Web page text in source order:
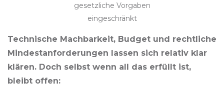
gesetzliche Vorgaben
eingeschränkt
Technische Machbarkeit, Budget und rechtliche
Mindestanforderungen lassen sich relativ klar
klären. Doch selbst wenn all das erfüllt ist,
bleibt offen: